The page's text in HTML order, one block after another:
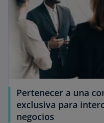
Pertenecer a una
exclusiva para
negocios